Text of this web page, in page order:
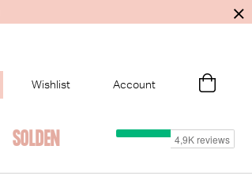
Wishlist Account
SOLDEN